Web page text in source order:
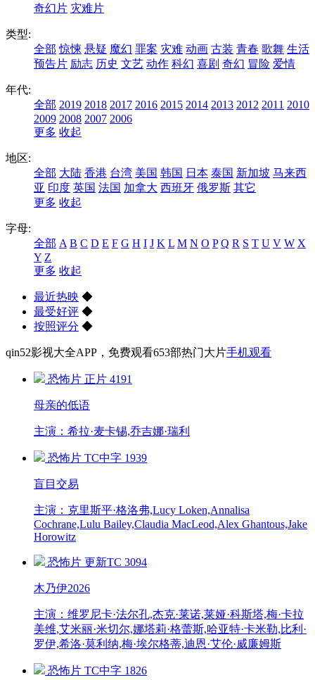
奇幻片 灾难片
类型:
全部 惊悚 悬疑 魔幻 罪案 灾难 动画 古装 青春 歌舞 生活
预告片 励志 历史 文艺 动作 科幻 喜剧 奇幻 冒险 爱情
年代:
全部 2019 2018 2017 2016 2015 2014 2013 2012 2011 2010
2009 2008 2007 2006
更多 收起
地区:
全部 大陆 香港 台湾 美国 韩国 日本 泰国 新加坡 马来西
亚 印度 英国 法国 加拿大 西班牙 俄罗斯 其它
更多 收起
字母:
全部 A B C D E F G H I J K L M N O P Q R S T U V W X
Y Z
更多 收起
最近热映 ◆
最受好评 ◆
按照评分 ◆
qin52影视大全APP，免费观看653部热门大片手机观看
恐怖片 正片 4191
母亲的低语
主演：希拉·麦卡锡,乔吉娜·瑞利
恐怖片 TC中字 1939
盲目交易
主演：克里斯平·格洛弗,Lucy Loken,Annalisa
Cochrane,Lulu Bailey,Claudia MacLeod,Alex Ghantous,Jake
Horowitz
恐怖片 更新TC 3094
木乃伊2026
主演：维罗尼卡·法尔孔,杰克·莱诺,莱娅·科斯塔,梅·卡拉
美维,艾米丽·米切尔,娜塔莉·格蕾斯,哈亚特·卡米勒,比利·
罗伊,希洛·莫利纳,梅·埃尔格蒂,迪恩·艾伦·威廉姆斯
恐怖片 TC中字 1826